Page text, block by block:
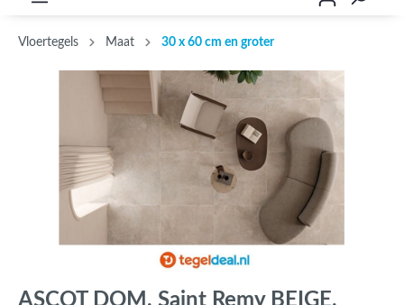
Vloertegels Maat 30 x 60 cm en groter